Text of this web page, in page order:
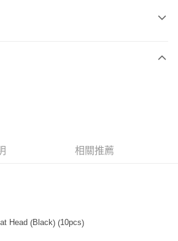
含以上)免運費
相關推薦
Head (Black) (10pcs)